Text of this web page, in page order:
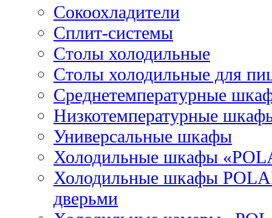
Сокоохладители
Сплит-системы
Столы холодильные
Столы холодильные для
Среднетемпературные
Низкотемпературные
Универсальные шкафы
Холодильные шкафы
Холодильные шкафы
дверьми